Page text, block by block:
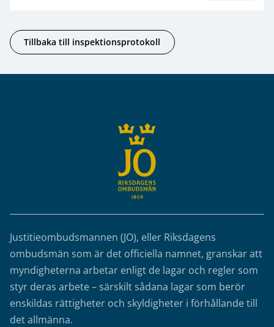
Tillbaka till inspektionsprotokoll
Justitieombudsmannen (JO), eller Riksdagens
ombudsmän som är det officiella namnet, granskar att
myndigheterna arbetar enligt de lagar och regler som
styr deras arbete – särskilt sådana lagar som berör
enskildas rättigheter och skyldigheter i förhållande till
det allmänna.